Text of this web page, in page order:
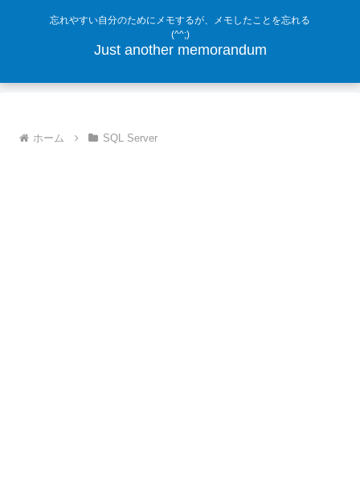
忘れやすい自分のためにメモするが、メモしたことを忘れる
(^^;)
Just another memorandum
ホーム SQL Server